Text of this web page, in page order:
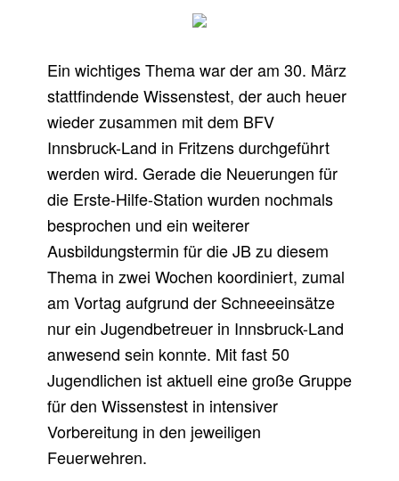
S
N
E
U
E
A
R
B
E
I
T
S
J
Ein wichtiges Thema war der am 30. März
stattfindende Wissenstest, der auch heuer
wieder zusammen mit dem BFV
Innsbruck-Land in Fritzens durchgeführt
werden wird. Gerade die Neuerungen für
die Erste-Hilfe-Station wurden nochmals
besprochen und ein weiterer
Ausbildungstermin für die JB zu diesem
Thema in zwei Wochen koordiniert, zumal
am Vortag aufgrund der Schneeeinsätze
nur ein Jugendbetreuer in Innsbruck-Land
anwesend sein konnte. Mit fast 50
Jugendlichen ist aktuell eine große Gruppe
für den Wissenstest in intensiver
Vorbereitung in den jeweiligen
Feuerwehren.